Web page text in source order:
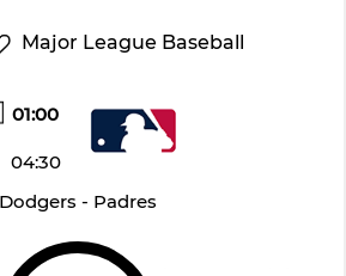
ind
Major League Baseball
01:00
04:30
Dodgers - Padres